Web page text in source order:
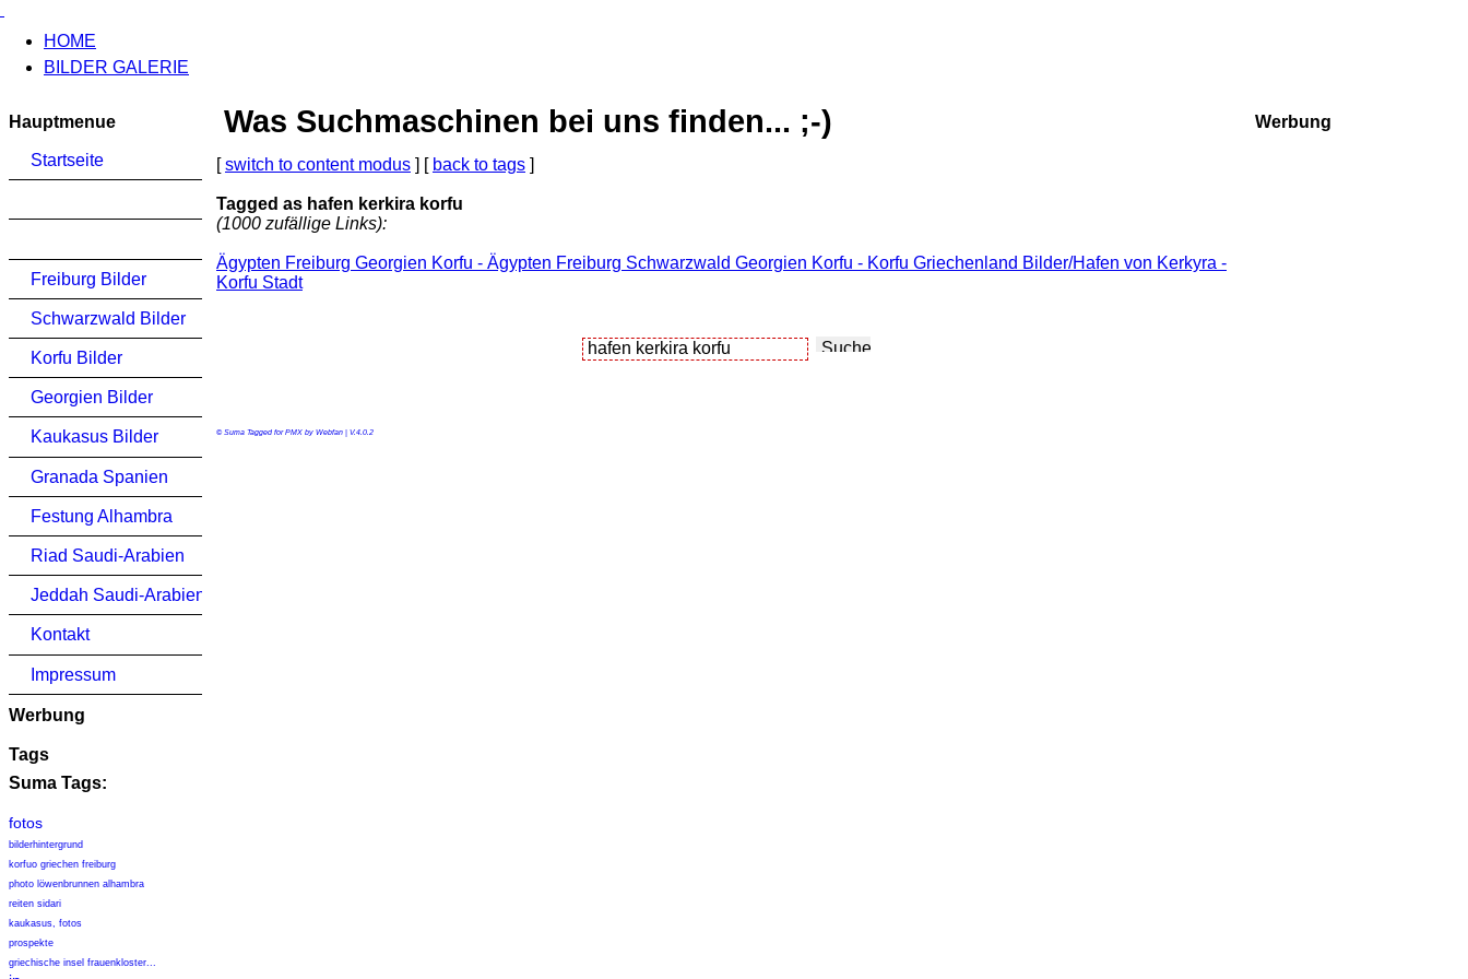
HOME
BILDER GALERIE
Hauptmenue
Startseite
Freiburg Bilder
Schwarzwald Bilder
Korfu Bilder
Georgien Bilder
Kaukasus Bilder
Granada Spanien
Festung Alhambra
Riad Saudi-Arabien
Jeddah Saudi-Arabien
Kontakt
Impressum
Werbung
Tags
Suma Tags:
fotos
bilderhintergrund
korfuo griechen freiburg
photo löwenbrunnen alhambra
reiten sidari
kaukasus, fotos
prospekte
griechische insel frauenkloster...
Was Suchmaschinen bei uns finden... ;-)
[switch to content modus ] [ back to tags ]
Tagged as hafen kerkira korfu
(1000 zufällige Links):
Ägypten Freiburg Georgien Korfu - Ägypten Freiburg Schwarzwald Georgien Korfu - Korfu Griechenland Bilder/Hafen von Kerkyra -
Korfu Stadt
© Suma Tagged for PMX by Webfan | V.4.0.2
Werbung